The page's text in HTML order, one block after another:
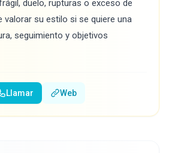
duelo, rupturas o exceso de
valorar su estilo si se quiere una
seguimiento y objetivos
Llamar Web